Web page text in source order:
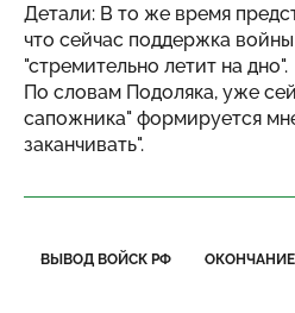
Детали: В то же время
что сейчас поддержка
"стремительно летит на дно".
По словам Подоляка, уже
сапожника" формируется
заканчивать".
ВЫВОД ВОЙСК РФ